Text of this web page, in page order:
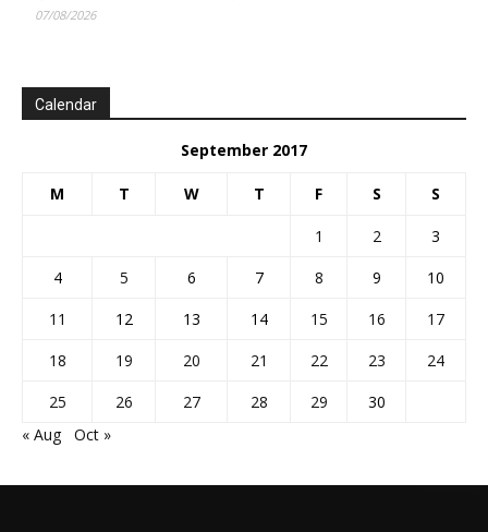
07/08/2026
Calendar
September 2017
M T W T F S S
1 2
3
4
5 6 7 8 9
10
11
12 13 14 15 16
17
18
19 20 21 22 23
24
25
26 27 28 29
30
« Aug
Oct »